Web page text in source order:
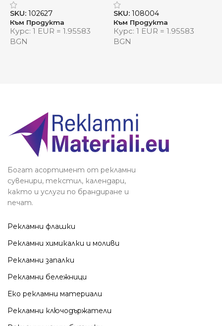
място за всичко необходимо
Приложение
: плаж, пикник, градски
разходки, пътувания
SKU: 102627
Към Продукта
Курс: 1 EUR = 1.95583
BGN
SKU: 108004
Към Продукта
Курс: 1 EUR = 1.95583
BGN
Богат асортимент от рекламни
сувенири, текстил, календари,
както и услуги по брандиране и
печат.
Рекламни флашки
Рекламни химикалки и моливи
Рекламни запалки
Рекламни бележници
Еко рекламни материали
Рекламни ключодържатели